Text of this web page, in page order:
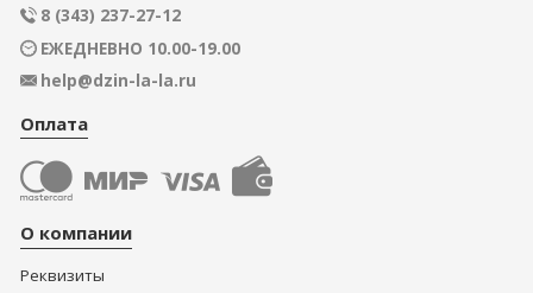
8 (343) 237-27-12
ЕЖЕДНЕВНО 10.00-19.00
help@dzin-la-la.ru
Оплата
О компании
Реквизиты